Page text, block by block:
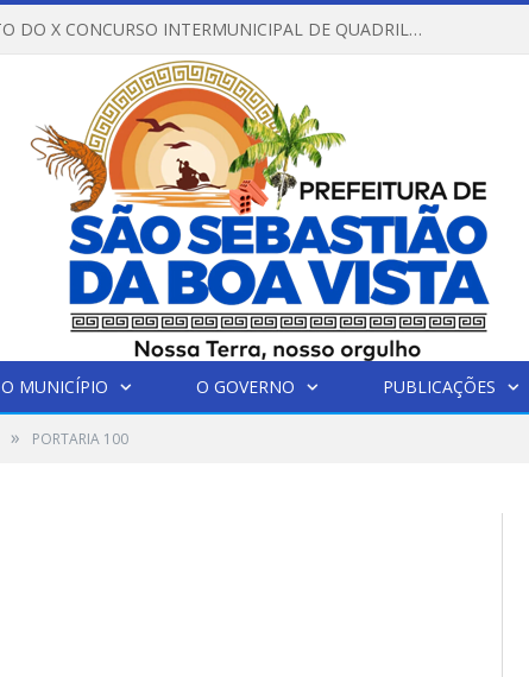
REGULAMENTO DO X CONCURSO INTERMUNICIPAL DE QUADRILHAS JUNINAS – 2026 – ARRAIÁ DA VENEZA
O MUNICÍPIO O GOVERNO PUBLICAÇÕES
» PORTARIA 100